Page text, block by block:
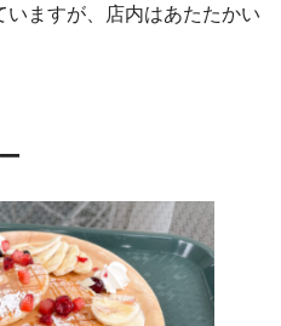
ますが、店内はあたたかい